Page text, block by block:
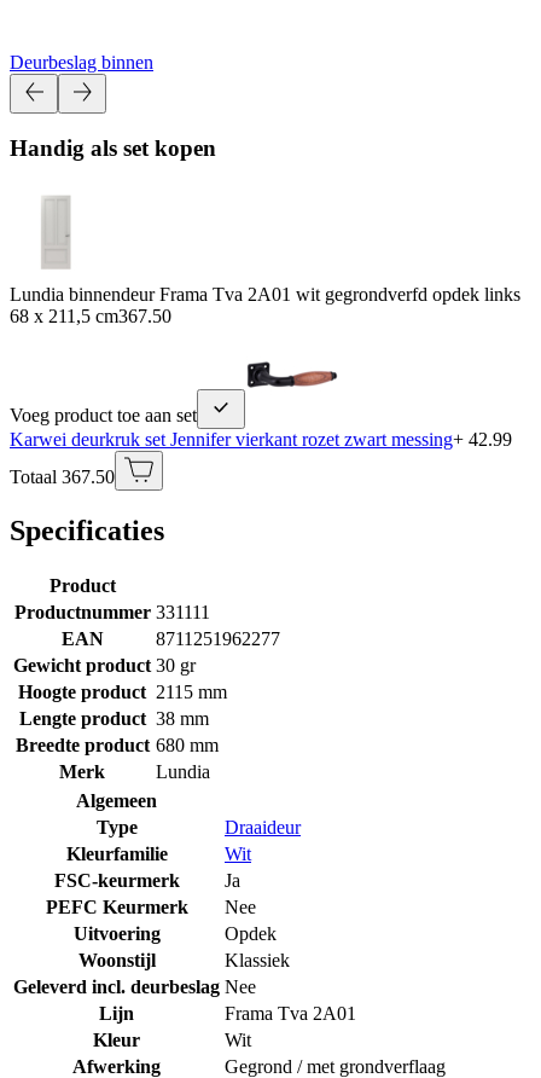
Deurbeslag binnen
Handig als set kopen
Lundia binnendeur Frama Tva 2A01 wit gegrondverfd opdek links
68 x 211,5 cm367.50
Voeg product toe aan set
Karwei deurkruk set Jennifer vierkant rozet zwart messing+ 42.99
Totaal 367.50
Specificaties
Product
Productnummer 331111
EAN
8711251962277
Gewicht product 30 gr
Hoogte product 2115 mm
Lengte product 38 mm
Breedte product 680 mm
Merk
Lundia
Algemeen
Type
Draaideur
Kleurfamilie
Wit
FSC-keurmerk
Ja
PEFC Keurmerk
Nee
Uitvoering
Opdek
Woonstijl
Klassiek
Geleverd incl. deurbeslag Nee
Lijn
Frama Tva 2A01
Kleur
Wit
Afwerking
Gegrond / met grondverflaag